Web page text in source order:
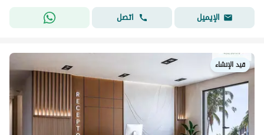
الإيميل
اتصل
قيد الإنشاء